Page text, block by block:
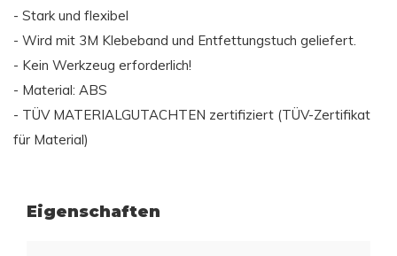
- Stark und flexibel
- Wird mit 3M Klebeband und Entfettungstuch geliefert.
- Kein Werkzeug erforderlich!
- Material: ABS
- TÜV MATERIALGUTACHTEN zertifiziert (TÜV-Zertifikat
für Material)
Eigenschaften